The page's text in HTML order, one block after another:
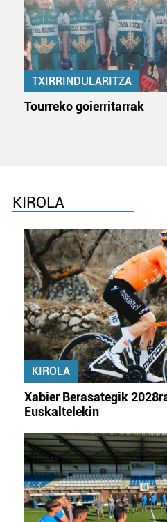
TXIRRINDULARITZA
Tourreko goierritarrak
KIROLA
KIROLA
Xabier Berasategik
Euskaltelekin